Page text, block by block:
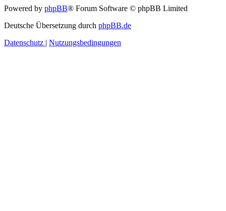
Powered by phpBB® Forum Software © phpBB Limited
Deutsche Übersetzung durch phpBB.de
Datenschutz | Nutzungsbedingungen